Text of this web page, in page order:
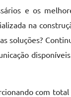
e os
na
soluções?
com